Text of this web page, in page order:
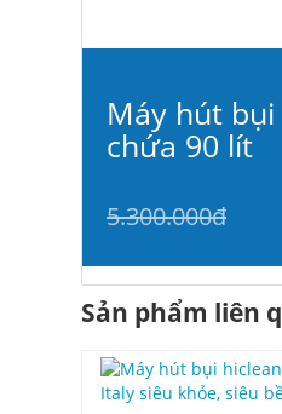
Máy hút
chứa 90 lít
5.300.000đ
Sản phẩm liên